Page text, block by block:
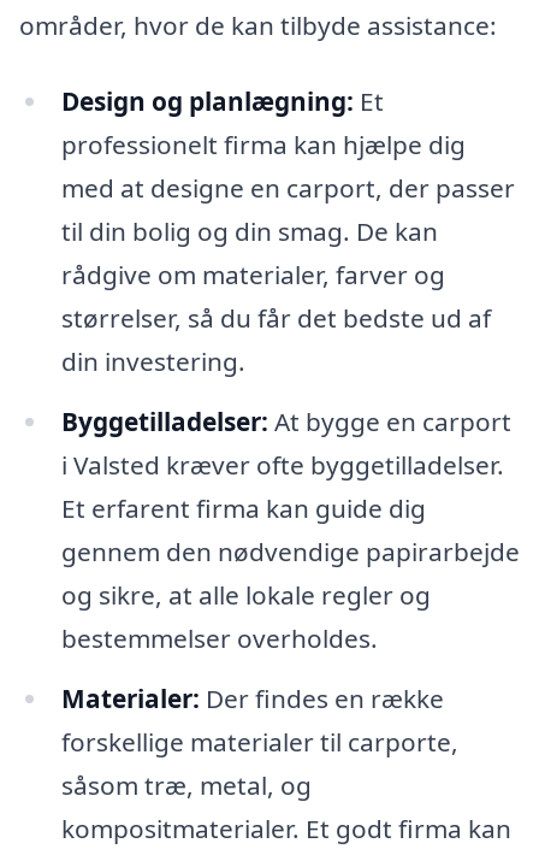
områder, hvor de kan tilbyde assistance:
Design og planlægning: Et
professionelt firma kan hjælpe dig
med at designe en carport, der passer
til din bolig og din smag. De kan
rådgive om materialer, farver og
størrelser, så du får det bedste ud af
din investering.
Byggetilladelser: At bygge en carport
i Valsted kræver ofte byggetilladelser.
Et erfarent firma kan guide dig
gennem den nødvendige papirarbejde
og sikre, at alle lokale regler og
bestemmelser overholdes.
Materialer: Der findes en række
forskellige materialer til carporte,
såsom træ, metal, og
kompositmaterialer. Et godt firma kan